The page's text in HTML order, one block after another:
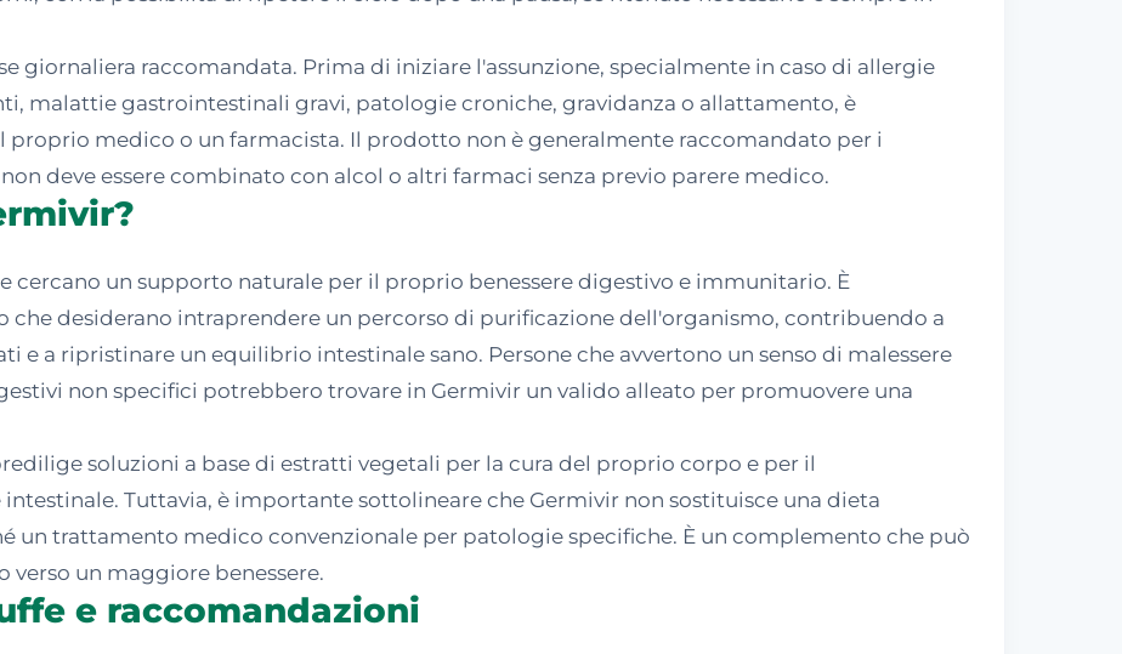
giornaliera raccomandata. Prima di iniziare l'assunzione, specialmente in caso di allergie
malattie gastrointestinali gravi, patologie croniche, gravidanza o allattamento, è
medico o un farmacista. Il prodotto non è generalmente raccomandato per i
deve essere combinato con alcol o altri farmaci senza previo parere medico.
cercano un supporto naturale per il proprio benessere digestivo e immunitario. È
desiderano intraprendere un percorso di purificazione dell'organismo, contribuendo a
e a ripristinare un equilibrio intestinale sano. Persone che avvertono un senso di malessere
non specifici potrebbero trovare in Germivir un valido alleato per promuovere una
soluzioni a base di estratti vegetali per la cura del proprio corpo e per il
Tuttavia, è importante sottolineare che Germivir non sostituisce una dieta
un trattamento medico convenzionale per patologie specifiche. È un complemento che può
un maggiore benessere.
e raccomandazioni